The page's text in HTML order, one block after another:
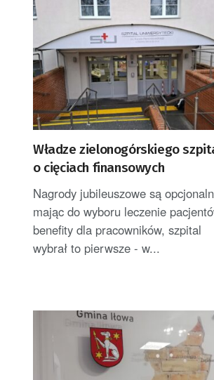
Władze zielonogórskiego
o cięciach finansowych
Nagrody jubileuszowe są
mając do wyboru leczenie
benefity dla pracowników, szpital
wybrał to pierwsze - w...